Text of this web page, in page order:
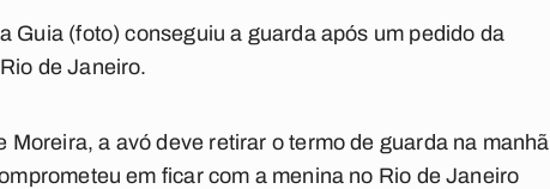
Guia (foto) conseguiu a guarda após um pedido da
de Janeiro.
Moreira, a avó deve retirar o termo de guarda na manhã
em ficar com a menina no Rio de Janeiro